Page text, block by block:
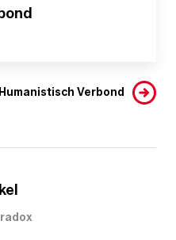
Verbond